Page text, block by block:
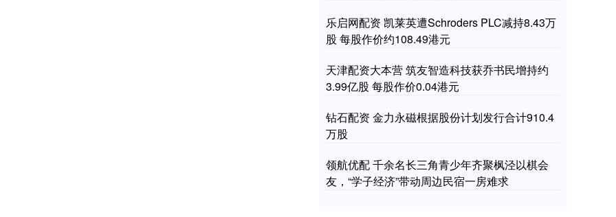
乐启网配资 凯莱英遭Schroders PLC减持8.43万
股 每股作价约108.49港元
天津配资大本营 筑友智造科技获乔书民增持约
3.99亿股 每股作价0.04港元
钻石配资 金力永磁根据股份计划发行合计910.4
万股
领航优配 千余名长三角青少年齐聚枫泾以棋会
友，“学子经济”带动周边民宿一房难求